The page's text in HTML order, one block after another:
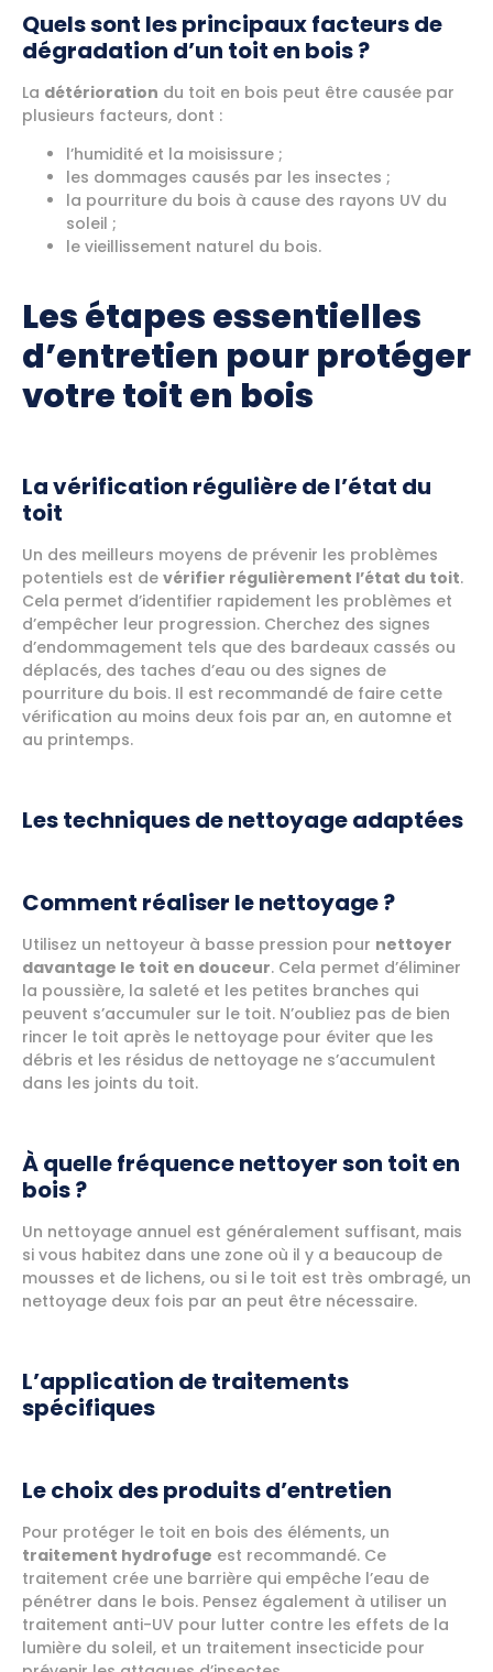
Quels sont les principaux facteurs de
dégradation d’un toit en bois ?
La détérioration du toit en bois peut être causée par
plusieurs facteurs, dont :
l’humidité et la moisissure ;
les dommages causés par les insectes ;
la pourriture du bois à cause des rayons UV du
soleil ;
le vieillissement naturel du bois.
Les étapes essentielles
d’entretien pour protéger
votre toit en bois
La vérification régulière de l’état du
toit
Un des meilleurs moyens de prévenir les problèmes
potentiels est de vérifier régulièrement l’état du toit.
Cela permet d’identifier rapidement les problèmes et
d’empêcher leur progression. Cherchez des signes
d’endommagement tels que des bardeaux cassés ou
déplacés, des taches d’eau ou des signes de
pourriture du bois. Il est recommandé de faire cette
vérification au moins deux fois par an, en automne et
au printemps.
Les techniques de nettoyage adaptées
Comment réaliser le nettoyage ?
Utilisez un nettoyeur à basse pression pour nettoyer
davantage le toit en douceur. Cela permet d’éliminer
la poussière, la saleté et les petites branches qui
peuvent s’accumuler sur le toit. N’oubliez pas de bien
rincer le toit après le nettoyage pour éviter que les
débris et les résidus de nettoyage ne s’accumulent
dans les joints du toit.
À quelle fréquence nettoyer son toit en
bois ?
Un nettoyage annuel est généralement suffisant, mais
si vous habitez dans une zone où il y a beaucoup de
mousses et de lichens, ou si le toit est très ombragé, un
nettoyage deux fois par an peut être nécessaire.
L’application de traitements
spécifiques
Le choix des produits d’entretien
Pour protéger le toit en bois des éléments, un
traitement hydrofuge est recommandé. Ce
traitement crée une barrière qui empêche l’eau de
pénétrer dans le bois. Pensez également à utiliser un
traitement anti-UV pour lutter contre les effets de la
lumière du soleil, et un traitement insecticide pour